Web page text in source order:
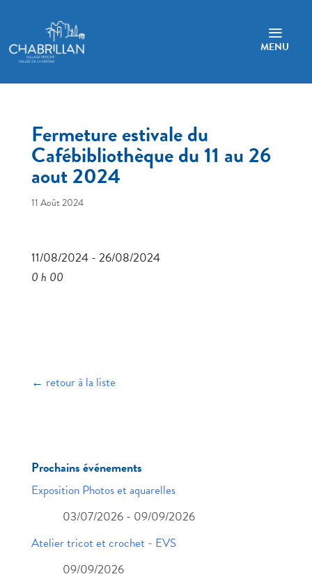
a
MENU
Fermeture estivale du
Cafébibliothèque du 11 au 26
aout 2024
11 Août 2024
11/08/2024 - 26/08/2024
0 h 00
← retour à la liste
Prochains événements
Exposition Photos et aquarelles
03/07/2026 - 09/09/2026
Atelier tricot et crochet - EVS
09/09/2026